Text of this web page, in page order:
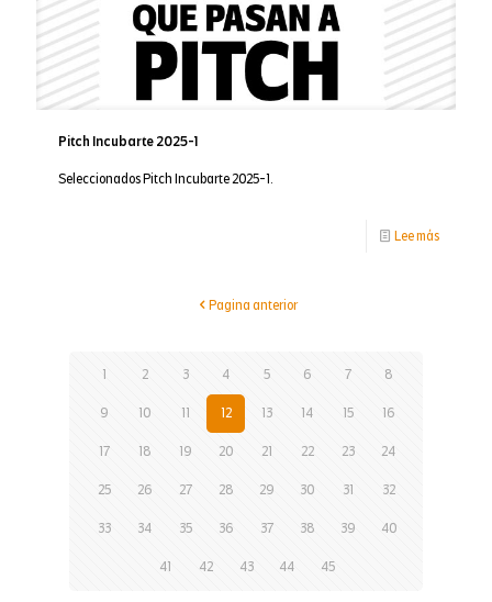
nacieron
‘Los
ritmos
del
Pitch Incubarte 2025-1
Seleccionados Pitch Incubarte 2025-1.
Lee más-
Pagina anterior
1 2 3 4 5 6 7 8
9 10 11 12 13 14 15 16
17 18 19 20 21 22 23 24
25 26 27 28 29 30 31 32
33 34 35 36 37 38 39 40
41 42 43 44 45